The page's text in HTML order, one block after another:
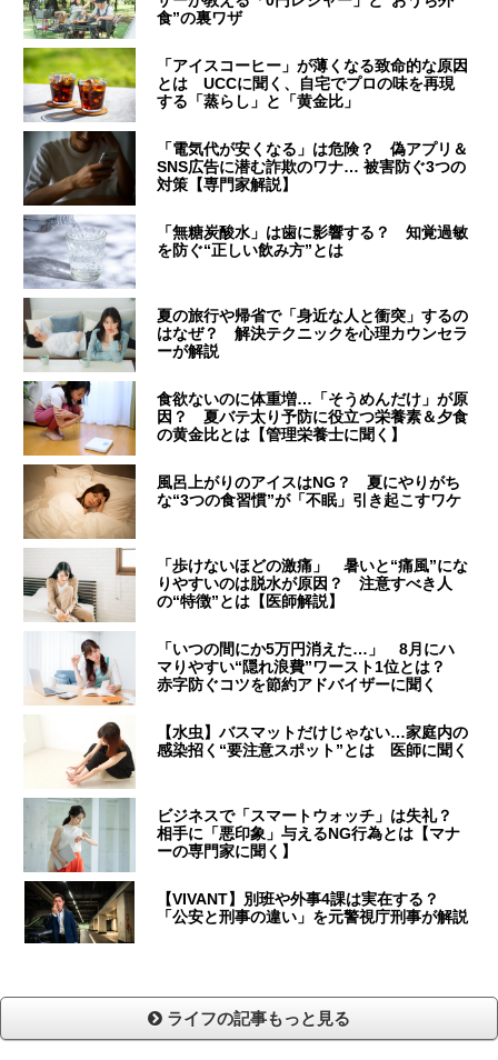
食”の裏ワザ
「アイスコーヒー」が薄くなる致命的な原因
とは UCCに聞く、自宅でプロの味を再現
する「蒸らし」と「黄金比」
「電気代が安くなる」は危険？ 偽アプリ＆
SNS広告に潜む詐欺のワナ… 被害防ぐ3つの
対策【専門家解説】
「無糖炭酸水」は歯に影響する？ 知覚過敏
を防ぐ“正しい飲み方”とは
夏の旅行や帰省で「身近な人と衝突」するの
はなぜ？ 解決テクニックを心理カウンセラ
ーが解説
食欲ないのに体重増…「そうめんだけ」が原
因？ 夏バテ太り予防に役立つ栄養素＆夕食
の黄金比とは【管理栄養士に聞く】
風呂上がりのアイスはNG？ 夏にやりがち
な“3つの食習慣”が「不眠」引き起こすワケ
「歩けないほどの激痛」 暑いと“痛風”にな
りやすいのは脱水が原因？ 注意すべき人
の“特徴”とは【医師解説】
「いつの間にか5万円消えた…」 8月にハ
マりやすい“隠れ浪費”ワースト1位とは？
赤字防ぐコツを節約アドバイザーに聞く
【水虫】バスマットだけじゃない…家庭内の
感染招く“要注意スポット”とは 医師に聞く
ビジネスで「スマートウォッチ」は失礼？
相手に「悪印象」与えるNG行為とは【マナ
ーの専門家に聞く】
【VIVANT】別班や外事4課は実在する？
「公安と刑事の違い」を元警視庁刑事が解説
ライフの記事もっと見る